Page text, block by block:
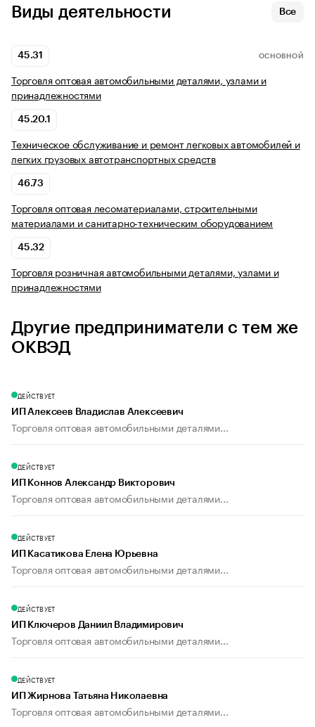
Виды деятельности Все
45.31 ОСНОВНОЙ
Торговля оптовая автомобильными деталями, узлами и
принадлежностями
45.20.1
Техническое обслуживание и ремонт легковых автомобилей и
легких грузовых автотранспортных средств
46.73
Торговля оптовая лесоматериалами, строительными
материалами и санитарно-техническим оборудованием
45.32
Торговля розничная автомобильными деталями, узлами и
принадлежностями
Другие предприниматели с тем же
ОКВЭД
ДЕЙСТВУЕТ
ИП Алексеев Владислав Алексеевич
Торговля оптовая автомобильными деталями...
ДЕЙСТВУЕТ
ИП Коннов Александр Викторович
Торговля оптовая автомобильными деталями...
ДЕЙСТВУЕТ
ИП Касатикова Елена Юрьевна
Торговля оптовая автомобильными деталями...
ДЕЙСТВУЕТ
ИП Ключеров Даниил Владимирович
Торговля оптовая автомобильными деталями...
ДЕЙСТВУЕТ
ИП Жирнова Татьяна Николаевна
Торговля оптовая автомобильными деталями...